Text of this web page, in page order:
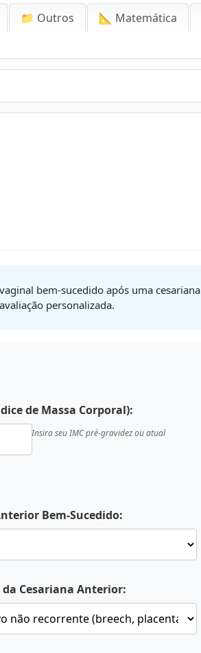
📁 Outros 📐 Matemática
bem-sucedido após uma cesariana
personalizada.
de Massa Corporal):
Insira seu IMC pré-gravidez ou atual
Bem-Sucedido:
Cesariana Anterior: